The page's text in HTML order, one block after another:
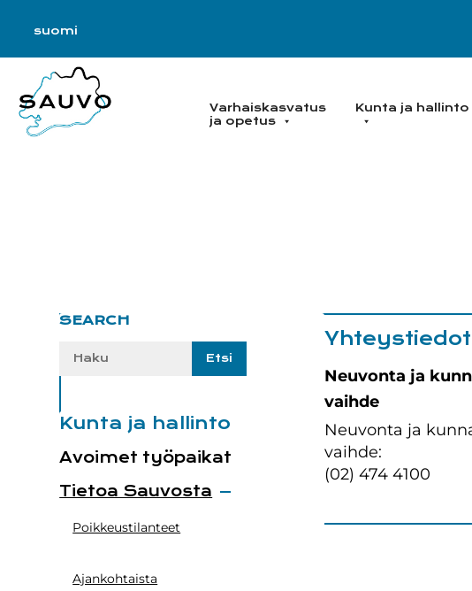
ensisijaiseen
valikkoon
pääsisältöön
ensisijaiseen
sivupalkkiin
alatunnisteeseen
suomi
Varhaiskasvatus
ja opetus
Kunta ja hallinto
Ensisijainen
SEARCH
Etsi
Kunta ja hallinto
Avoimet työpaikat
Tietoa Sauvosta
Poikkeustilanteet
Ajankohtaista
Yhteystiedot
Neuvonta ja
vaihde
Neuvonta ja
vaihde:
(02) 474 4100